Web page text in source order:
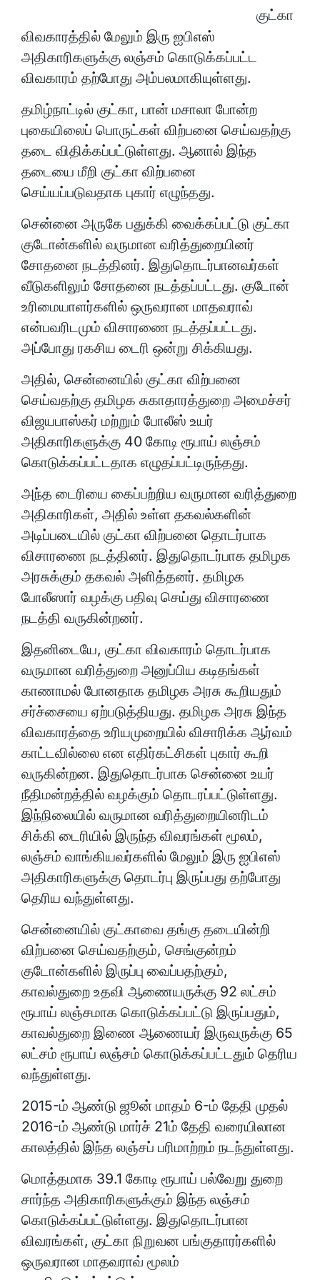
குட்கா
விவகாரத்தில் மேலும் இரு ஐபிஎஸ்
அதிகாரிகளுக்கு லஞ்சம் கொடுக்கப்பட்ட
விவகாரம் தற்போது அம்பலமாகியுள்ளது.
தமிழ்நாட்டில் குட்கா, பான் மசாலா போன்ற
புகையிலைப் பொருட்கள் விற்பனை செய்வதற்கு
தடை விதிக்கப்பட்டுள்ளது. ஆனால் இந்த
தடையை மீறி குட்கா விற்பனை
செய்யப்படுவதாக புகார் எழுந்தது.
சென்னை அருகே பதுக்கி வைக்கப்பட்டு குட்கா
குடோன்களில் வருமான வரித்துறையினர்
சோதனை நடத்தினர். இதுதொடர்பானவர்கள்
வீடுகளிலும் சோதனை நடத்தப்பட்டது. குடோன்
உரிமையாளர்களில் ஒருவரான மாதவராவ்
என்பவரிடமும் விசாரணை நடத்தப்பட்டது.
அப்போது ரகசிய டைரி ஒன்று சிக்கியது.
அதில், சென்னையில் குட்கா விற்பனை
செய்வதற்கு தமிழக சுகாதாரத்துறை அமைச்சர்
விஜயபாஸ்கர் மற்றும் போலீஸ் உயர்
அதிகாரிகளுக்கு 40 கோடி ரூபாய் லஞ்சம்
கொடுக்கப்பட்டதாக எழுதப்பட்டிருந்தது.
அந்த டைரியை கைப்பற்றிய வருமான வரித்துறை
அதிகாரிகள், அதில் உள்ள தகவல்களின்
அடிப்படையில் குட்கா விற்பனை தொடர்பாக
விசாரணை நடத்தினர். இதுதொடர்பாக தமிழக
அரசுக்கும் தகவல் அளித்தனர். தமிழக
போலீஸார் வழக்கு பதிவு செய்து விசாரணை
நடத்தி வருகின்றனர்.
இதனிடையே, குட்கா விவகாரம் தொடர்பாக
வருமான வரித்துறை அனுப்பிய கடிதங்கள்
காணாமல் போனதாக தமிழக அரசு கூறியதும்
சர்ச்சையை ஏற்படுத்தியது. தமிழக அரசு இந்த
விவகாரத்தை உரியமுறையில் விசாரிக்க ஆர்வம்
காட்டவில்லை என எதிர்கட்சிகள் புகார் கூறி
வருகின்றன. இதுதொடர்பாக சென்னை உயர்
நீதிமன்றத்தில் வழக்கும் தொடரப்பட்டுள்ளது.
இந்நிலையில் வருமான வரித்துறையினரிடம்
சிக்கி டைரியில் இருந்த விவரங்கள் மூலம்,
லஞ்சம் வாங்கியவர்களில் மேலும் இரு ஐபிஎஸ்
அதிகாரிகளுக்கு தொடர்பு இருப்பது தற்போது
தெரிய வந்துள்ளது.
சென்னையில் குட்காவை தங்கு தடையின்றி
விற்பனை செய்வதற்கும், செங்குன்றம்
குடோன்களில் இருப்பு வைப்பதற்கும்,
காவல்துறை உதவி ஆணையருக்கு 92 லட்சம்
ரூபாய் லஞ்சமாக கொடுக்கப்பட்டு இருப்பதும்,
காவல்துறை இணை ஆணையர் இருவருக்கு 65
லட்சம் ரூபாய் லஞ்சம் கொடுக்கப்பட்டதும் தெரிய
வந்துள்ளது.
2015-ம் ஆண்டு ஜூன் மாதம் 6-ம் தேதி முதல்
2016-ம் ஆண்டு மார்ச் 21ம் தேதி வரையிலான
காலத்தில் இந்த லஞ்சப் பரிமாற்றம் நடந்துள்ளது.
மொத்தமாக 39.1 கோடி ரூபாய் பல்வேறு துறை
சார்ந்த அதிகாரிகளுக்கும் இந்த லஞ்சம்
கொடுக்கப்பட்டுள்ளது. இதுதொடர்பான
விவரங்கள், குட்கா நிறுவன பங்குதாரர்களில்
ஒருவரான மாதவராவ் மூலம்